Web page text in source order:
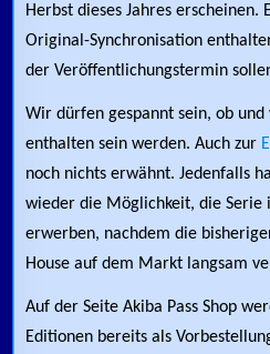
Herbst dieses Jahres erscheinen.
Original-Synchronisation
der Veröffentlichungstermin
Wir dürfen gespannt sein, ob und
enthalten sein werden. Auch zur
noch nichts erwähnt. Jedenfalls
wieder die Möglichkeit, die Serie
erwerben, nachdem die
House auf dem Markt langsam
Auf der Seite Akiba Pass Shop
Editionen bereits als